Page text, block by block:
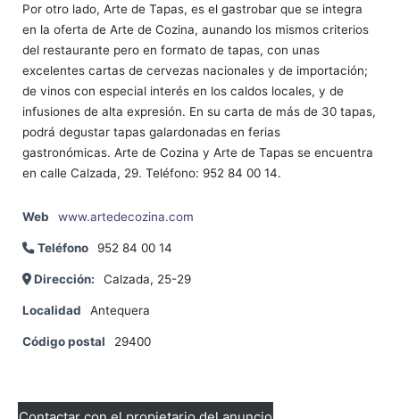
Por otro lado, Arte de Tapas, es el gastrobar que se integra
en la oferta de Arte de Cozina, aunando los mismos criterios
del restaurante pero en formato de tapas, con unas
excelentes cartas de cervezas nacionales y de importación;
de vinos con especial interés en los caldos locales, y de
infusiones de alta expresión. En su carta de más de 30 tapas,
podrá degustar tapas galardonadas en ferias
gastronómicas. Arte de Cozina y Arte de Tapas se encuentra
en calle Calzada, 29. Teléfono: 952 84 00 14.
Web www.artedecozina.com
Teléfono 952 84 00 14
Dirección: Calzada, 25-29
Localidad Antequera
Código postal 29400